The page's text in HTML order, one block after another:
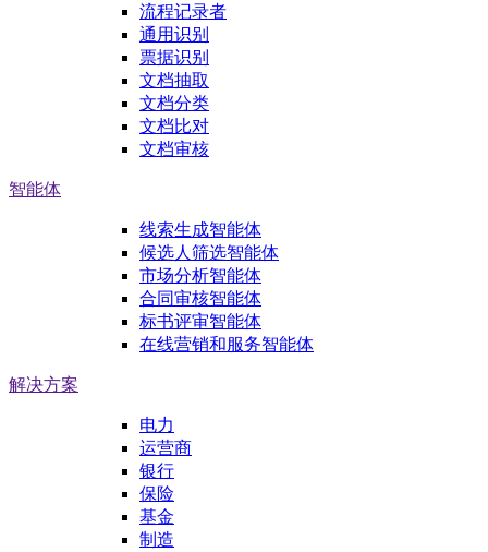
流程记录者
通用识别
票据识别
文档抽取
文档分类
文档比对
文档审核
智能体
线索生成智能体
候选人筛选智能体
市场分析智能体
合同审核智能体
标书评审智能体
在线营销和服务智能体
解决方案
电力
运营商
银行
保险
基金
制造